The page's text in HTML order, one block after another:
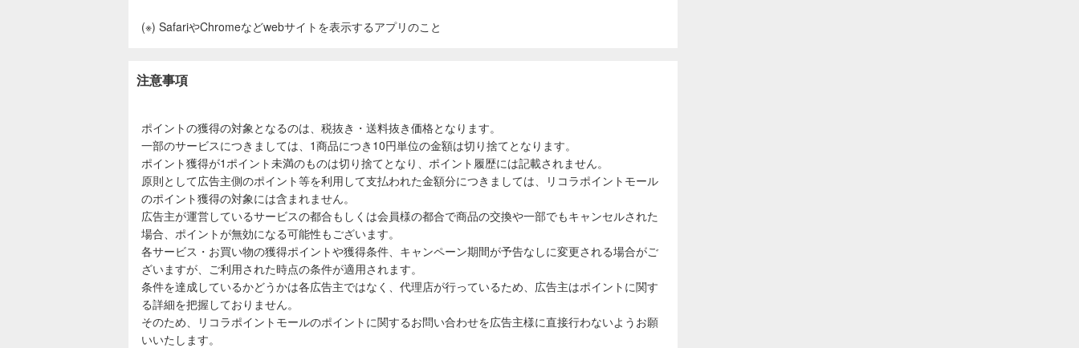
(※) SafariやChromeなどwebサイトを表示するアプリのこと
注意事項
ポイントの獲得の対象となるのは、税抜き・送料抜き価格となります。
一部のサービスにつきましては、1商品につき10円単位の金額は切り捨てとなります。
ポイント獲得が1ポイント未満のものは切り捨てとなり、ポイント履歴には記載されません。
原則として広告主側のポイント等を利用して支払われた金額分につきましては、リコラポイントモール
のポイント獲得の対象には含まれません。
広告主が運営しているサービスの都合もしくは会員様の都合で商品の交換や一部でもキャンセルされた
場合、ポイントが無効になる可能性もございます。
各サービス・お買い物の獲得ポイントや獲得条件、キャンペーン期間が予告なしに変更される場合がご
ざいますが、ご利用された時点の条件が適用されます。
条件を達成しているかどうかは各広告主ではなく、代理店が行っているため、広告主はポイントに関す
る詳細を把握しておりません。
そのため、リコラポイントモールのポイントに関するお問い合わせを広告主様に直接行わないようお願
いいたします。